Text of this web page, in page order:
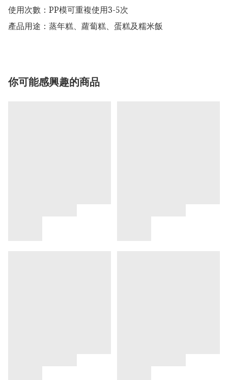
使用次數：PP模可重複使用3-5次
產品用途：蒸年糕、蘿蔔糕、蛋糕及糯米飯
你可能感興趣的商品